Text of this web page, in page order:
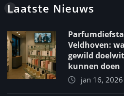
Laatste Nieuws
Veldhoven:
gewild
kunnen doen
jan 16, 2026